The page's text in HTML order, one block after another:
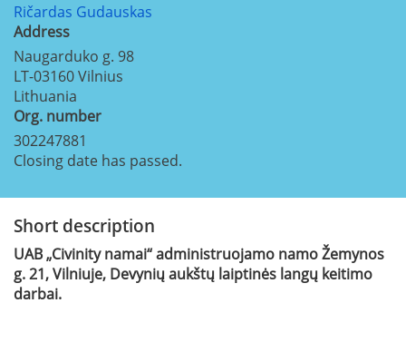
Ričardas Gudauskas
Address
Naugarduko g. 98
LT-03160Vilnius
Lithuania
Org. number
302247881
Closing date has passed.
Short description
UAB „Civinity namai“ administruojamo namo Žemynos
g. 21, Vilniuje, Devynių aukštų laiptinės langų keitimo
darbai.